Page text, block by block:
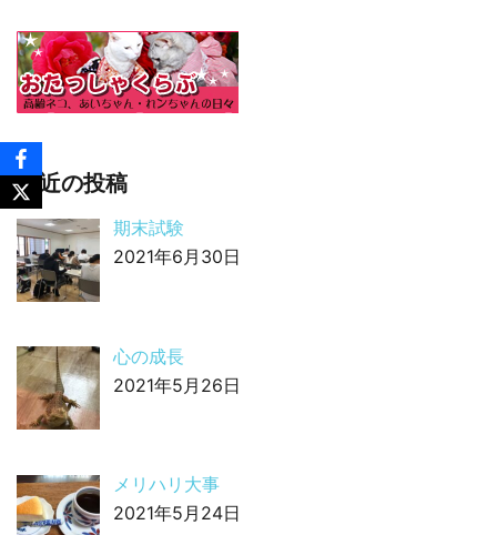
最近の投稿
期末試験
2021年6月30日
心の成長
2021年5月26日
メリハリ大事
2021年5月24日